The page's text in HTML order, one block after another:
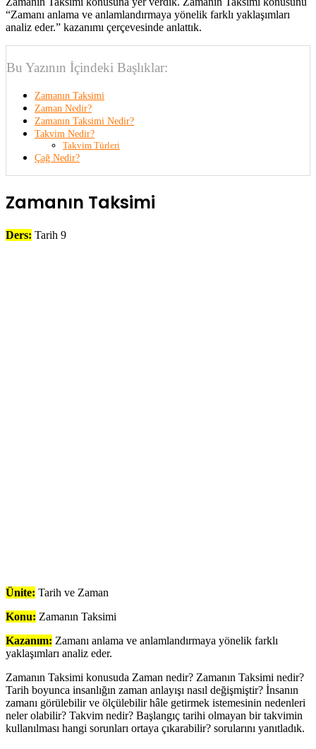
“Zamanı anlama ve anlamlandırmaya yönelik farklı yaklaşımları
analiz eder.” kazanımı çerçevesinde anlattık.
Bu Yazının İçindeki Başlıklar:
Zamanın Taksimi
Zaman Nedir?
Zamanın Taksimi Nedir?
Takvim Nedir?
Takvim Türleri
Çağ Nedir?
Zamanın Taksimi
Ders: Tarih 9
Ünite: Tarih ve Zaman
Konu: Zamanın Taksimi
Kazanım: Zamanı anlama ve anlamlandırmaya yönelik farklı
yaklaşımları analiz eder.
Zamanın Taksimi konusuda Zaman nedir? Zamanın Taksimi nedir?
Tarih boyunca insanlığın­ zaman­ anlayışı nasıl değişmiştir? İnsanın
zamanı görülebilir ve ölçülebilir hâle getirmek istemesinin nedenleri
neler olabilir? Takvim nedir? Başlangıç tarihi olmayan bir takvimin
kullanılması hangi sorunları ortaya çıkarabilir? sorularını yanıtladık.